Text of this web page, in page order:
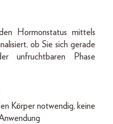
Hormonstatus mittels
ob Sie sich gerade
unfruchtbaren Phase
Körper notwendig, keine